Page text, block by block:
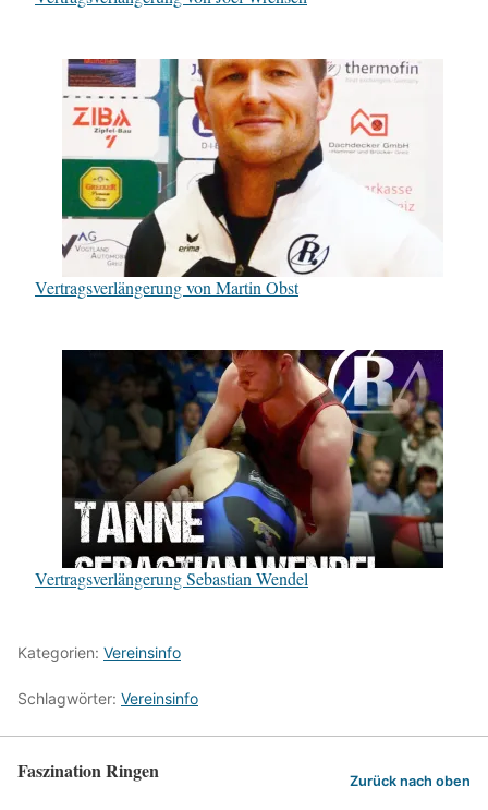
Vertragsverlängerung von Martin Obst
Vertragsverlängerung Sebastian Wendel
Kategorien: Vereinsinfo
Schlagwörter: Vereinsinfo
Faszination Ringen Zurück nach oben